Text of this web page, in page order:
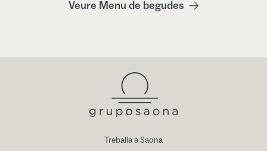
Veure Menu de begudes
Treballa a Saona